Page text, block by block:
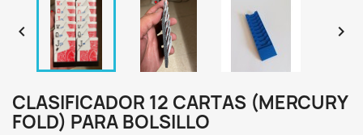
 
CLASIFICADOR 12 CARTAS (MERCURY
FOLD) PARA BOLSILLO